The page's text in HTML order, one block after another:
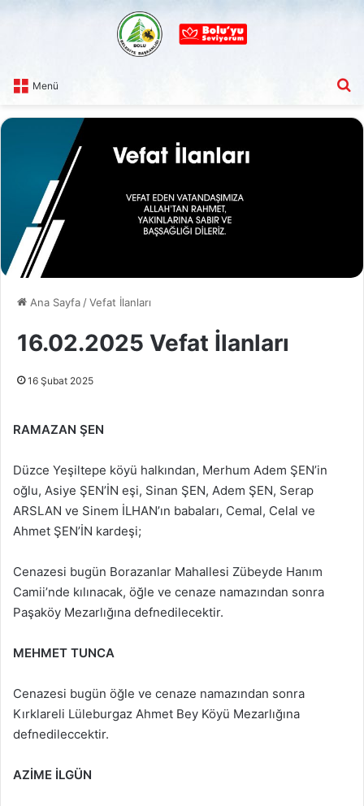
Menü
Ana Sayfa /Vefat İlanları
16.02.2025 Vefat İlanları
16 Şubat 2025
RAMAZAN ŞEN
Düzce Yeşiltepe köyü halkından, Merhum Adem ŞEN’in
oğlu, Asiye ŞEN’İN eşi, Sinan ŞEN, Adem ŞEN, Serap
ARSLAN ve Sinem İLHAN’ın babaları, Cemal, Celal ve
Ahmet ŞEN’İN kardeşi;
Cenazesi bugün Borazanlar Mahallesi Zübeyde Hanım
Camii’nde kılınacak, öğle ve cenaze namazından sonra
Paşaköy Mezarlığına defnedilecektir.
MEHMET TUNCA
Cenazesi bugün öğle ve cenaze namazından sonra
Kırklareli Lüleburgaz Ahmet Bey Köyü Mezarlığına
defnedileccektir.
AZİME İLGÜN